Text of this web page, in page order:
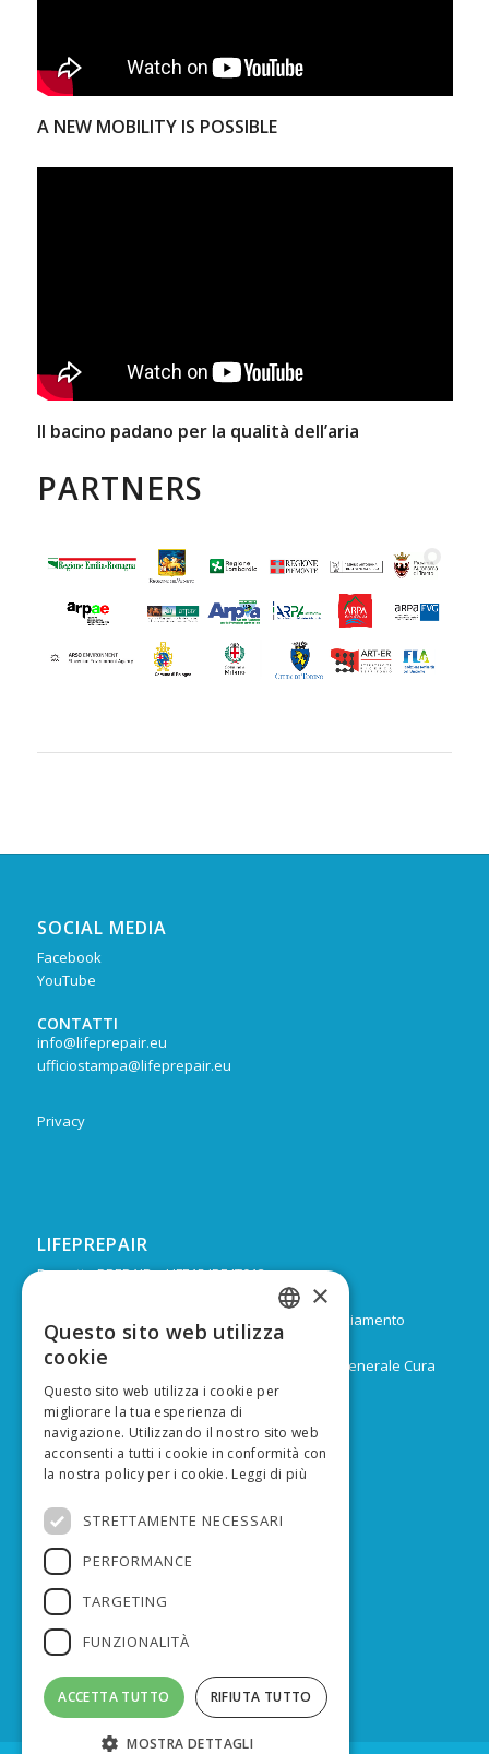
A NEW MOBILITY IS POSSIBLE
Il bacino padano per la qualità dell’aria
PARTNERS
SOCIAL MEDIA
Facebook
YouTube
CONTATTI
info@lifeprepair.eu
ufficiostampa@lifeprepair.eu
Privacy
LIFEPREPAIR
Progetto PREPAIR – LIFE15 IPE IT013
Durata: Febbraio 2017 – Dicembre 2024
Budget: 16.805.939 € di cui 9.974.624 di co-finanziamento
europeo
Capofila: Regione Emilia-Romagna, Direzione Generale Cura
del territorio e dell’ambiente
FINANZIATO DA
ITALIAN
×
Questo sito web utilizza
cookie
Questo sito web utilizza i cookie per
migliorare la tua esperienza di
navigazione. Utilizzando il nostro sito web
acconsenti a tutti i cookie in conformità con
la nostra policy per i cookie. Leggi di più
STRETTAMENTE NECESSARI
PERFORMANCE
TARGETING
FUNZIONALITÀ
ACCETTA TUTTO RIFIUTA TUTTO
MOSTRA DETTAGLI